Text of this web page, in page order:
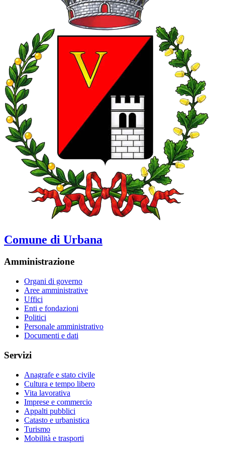
Comune di Urbana
Amministrazione
Organi di governo
Aree amministrative
Uffici
Enti e fondazioni
Politici
Personale amministrativo
Documenti e dati
Servizi
Anagrafe e stato civile
Cultura e tempo libero
Vita lavorativa
Imprese e commercio
Appalti pubblici
Catasto e urbanistica
Turismo
Mobilità e trasporti